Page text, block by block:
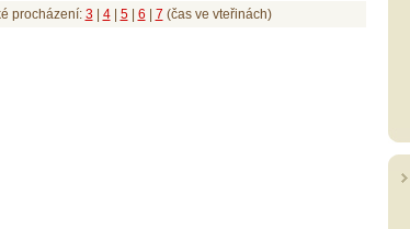
procházení: 3| 4| 5| 6 7 (čas ve vteřinách)